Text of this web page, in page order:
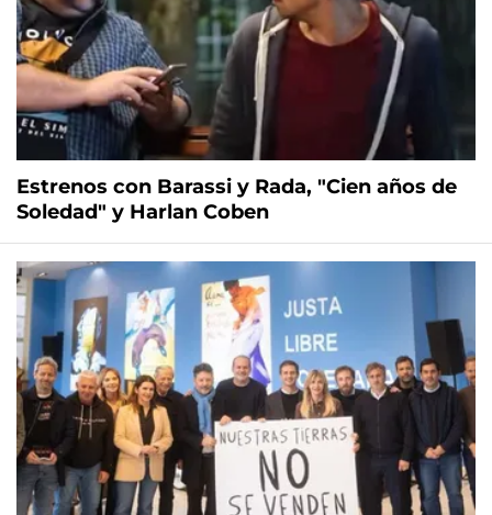
Estrenos con Barassi y Rada, "Cien años de
Soledad" y Harlan Coben